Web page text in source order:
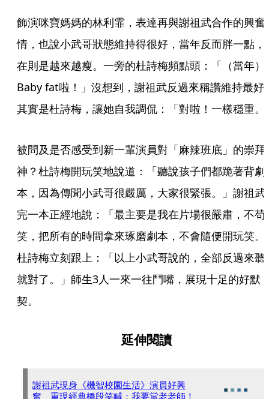
飾演咪寶媽媽的林利霏，表達再與謝祖武合作的興奮
情，也說小武哥狀態維持得很好，當年反而胖一點，
在則是越來越瘦。一旁的杜詩梅頻點頭：「（當年）
Baby fat啦！」沒想到，謝祖武反過來稱讚維持最好
其實是杜詩梅，讓她自我調侃：「對啦！一樣穩重。
被問及是否感受到新一輩演員對「麻辣班底」的崇拜
神？杜詩梅開玩笑地說道：「聽說孩子們都跪著背劇
本，因為傳聞小武哥很嚴厲，大家很緊張。」謝祖武
完一本正經地說：「最主要是我在片場很嚴肅，不苟
笑，把所有的時間拿來琢磨劇本，不會隨便開玩笑。
杜詩梅立刻跟上：「以上小武哥說的，全部反過來聽
就對了。」師生3人一來一往鬥嘴，展現十足的好默
契。
延伸閱讀
謝祖武現身《機智校園生活》演員好興
奮 重現經典橋段笑喊：我要當老老師！